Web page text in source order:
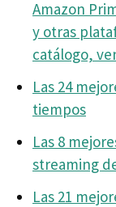
Amazon
y otras
catálogo,
Las 24
tiempos
Las 8
streaming
Las 21